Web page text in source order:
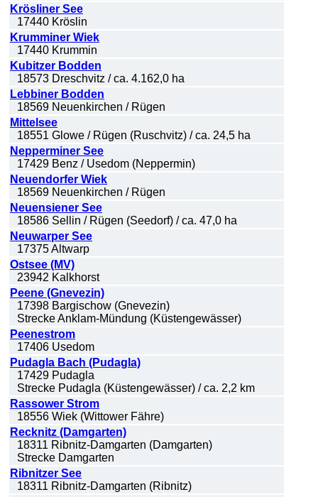
Krösliner See
17440 Kröslin
Krumminer Wiek
17440 Krummin
Kubitzer Bodden
18573 Dreschvitz / ca. 4.162,0 ha
Lebbiner Bodden
18569 Neuenkirchen / Rügen
Mittelsee
18551 Glowe / Rügen (Ruschvitz) / ca. 24,5 ha
Nepperminer See
17429 Benz / Usedom (Neppermin)
Neuendorfer Wiek
18569 Neuenkirchen / Rügen
Neuensiener See
18586 Sellin / Rügen (Seedorf) / ca. 47,0 ha
Neuwarper See
17375 Altwarp
Ostsee (MV)
23942 Kalkhorst
Peene (Gnevezin)
17398 Bargischow (Gnevezin)
Strecke Anklam-Mündung (Küstengewässer)
Peenestrom
17406 Usedom
Pudagla Bach (Pudagla)
17429 Pudagla
Strecke Pudagla (Küstengewässer) / ca. 2,2 km
Rassower Strom
18556 Wiek (Wittower Fähre)
Recknitz (Damgarten)
18311 Ribnitz-Damgarten (Damgarten)
Strecke Damgarten
Ribnitzer See
18311 Ribnitz-Damgarten (Ribnitz)